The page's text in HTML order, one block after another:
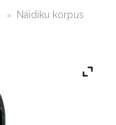
>
Näidiku korpus